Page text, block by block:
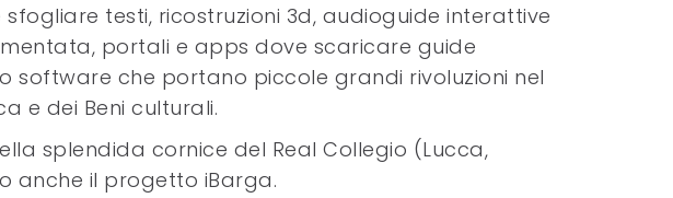
testi, ricostruzioni 3d, audioguide interattive
portali e apps dove scaricare guide
software che portano piccole grandi rivoluzioni nel
e dei Beni culturali.
splendida cornice del Real Collegio (Lucca,
anche il progetto iBarga.